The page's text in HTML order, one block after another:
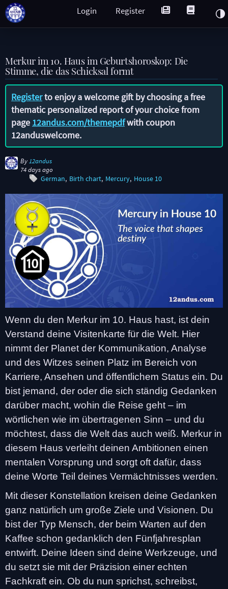
Register
Login
Merkur im 10. Haus im Geburtshoroskop: Die
Stimme, die das Schicksal formt
Registerto enjoy a welcome gift by choosing a free
thematic personalized report of your choice from
page 12andus.com/themepdfwith coupon
12anduswelcome.
By 12andus
74 days ago
German Birth chart Mercury House 10
Wenn du den Merkur im 10. Haus hast, ist dein
Verstand deine Visitenkarte für die Welt. Hier
nimmt der Planet der Kommunikation, Analyse
und des Witzes seinen Platz im Bereich von
Karriere, Ansehen und öffentlichem Status ein. Du
bist jemand, der oder die sich ständig Gedanken
darüber macht, wohin die Reise geht – im
wörtlichen wie im übertragenen Sinn – und du
möchtest, dass die Welt das auch weiß. Merkur in
diesem Haus verleiht deinen Ambitionen einen
mentalen Vorsprung und sorgt oft dafür, dass
deine Worte Teil deines Vermächtnisses werden.
Mit dieser Konstellation kreisen deine Gedanken
ganz natürlich um große Ziele und Visionen. Du
bist der Typ Mensch, der beim Warten auf den
Kaffee schon gedanklich den Fünfjahresplan
entwirft. Deine Ideen sind deine Werkzeuge, und
du setzt sie mit der Präzision einer echten
Fachkraft ein. Ob du nun sprichst, schreibst,